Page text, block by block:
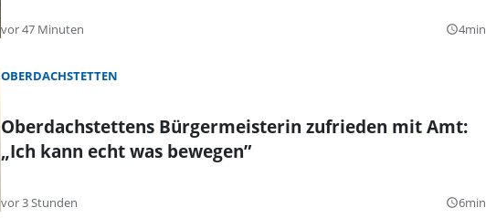
vor 47 Minuten query_builder4min
OBERDACHSTETTEN
Oberdachstettens Bürgermeisterin zufrieden mit Amt:
„Ich kann echt was bewegen”
vor 3 Stunden query_builder6min